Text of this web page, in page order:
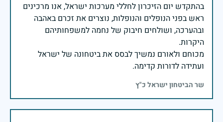
בהתקדש יום הזיכרון לחללי מערכות ישראל, אנו מרכינים
ראש בפני הנופלים והנופלות, נוצרים את זכרם באהבה
ובהערכה, ושולחים חיבוק של נחמה למשפחותיהם
מכוחם ולאורם נמשיך לבסס את ביטחונה של ישראל
ועתידה לדורות קדימה.
שר הביטחון ישראל כ"ץ